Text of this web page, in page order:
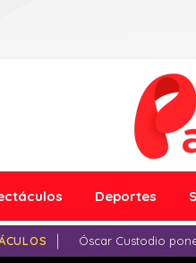
Deportes
Óscar Custodio